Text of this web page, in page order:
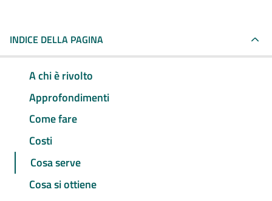
INDICE DELLA PAGINA
A chi è rivolto
Approfondimenti
Come fare
Costi
Cosa serve
Cosa si ottiene